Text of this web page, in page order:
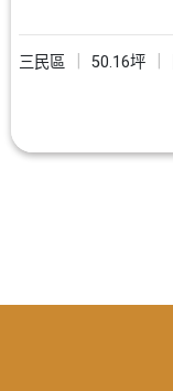
三民區 50.16坪